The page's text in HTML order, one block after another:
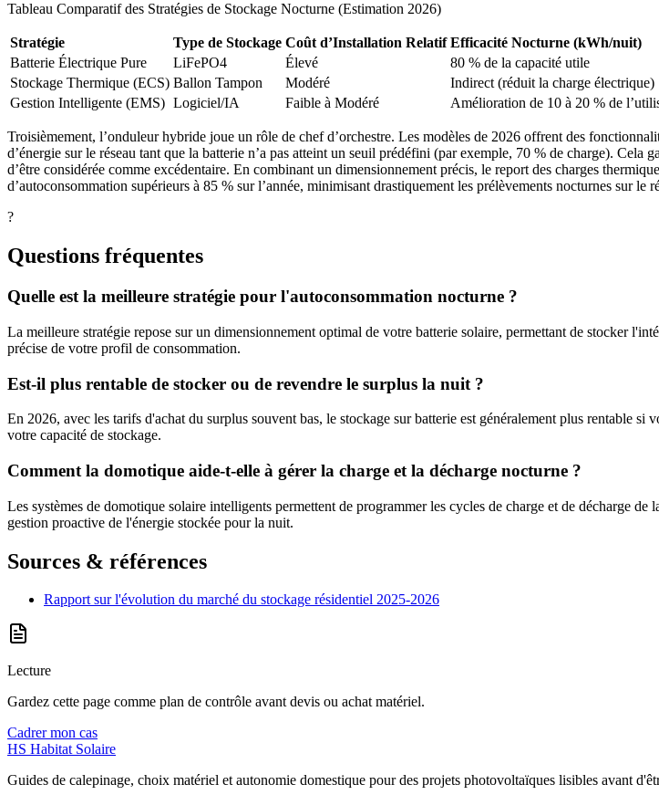
Tableau Comparatif des Stratégies de Stockage Nocturne (Estimation 2026)
Stratégie Type de Stockage Coût d’Installation Relatif Efficacité Nocturne (kWh/nuit)
Batterie Électrique Pure
LiFePO4 Élevé 80 % de la capacité utile
Stockage Thermique (ECS) Ballon Tampon Modéré Indirect (réduit la charge électrique)
Gestion Intelligente (EMS) Logiciel/IA Faible à Modéré Amélioration de 10 à 20 % de
Troisièmement, l’onduleur hybride joue un rôle de chef d’orchestre. Les modèles de 2026 offrent des
d’énergie sur le réseau tant que la batterie n’a pas atteint un seuil prédéfini (par exemple, 70 % de charge).
d’être considérée comme excédentaire. En combinant un dimensionnement précis, le report des charges
d’autoconsommation supérieurs à 85 % sur l’année, minimisant drastiquement les prélèvements nocturnes sur le
?
Questions fréquentes
Quelle est la meilleure stratégie pour l'autoconsommation nocturne ?
La meilleure stratégie repose sur un dimensionnement optimal de votre batterie solaire, permettant de stocker
précise de votre profil de consommation.
Est-il plus rentable de stocker ou de revendre le surplus la nuit ?
En 2026, avec les tarifs d'achat du surplus souvent bas, le stockage sur batterie est généralement plus rentable
votre capacité de stockage.
Comment la domotique aide-t-elle à gérer la charge et la décharge nocturne ?
Les systèmes de domotique solaire intelligents permettent de programmer les cycles de charge et de décharge
gestion proactive de l'énergie stockée pour la nuit.
Sources & références
Rapport sur l'évolution du marché du stockage résidentiel 2025-2026
Lecture
Gardez cette page comme plan de contrôle avant devis ou achat matériel.
Cadrer mon cas
HS Habitat Solaire
Guides de calepinage, choix matériel et autonomie domestique pour des projets photovoltaïques lisibles avant